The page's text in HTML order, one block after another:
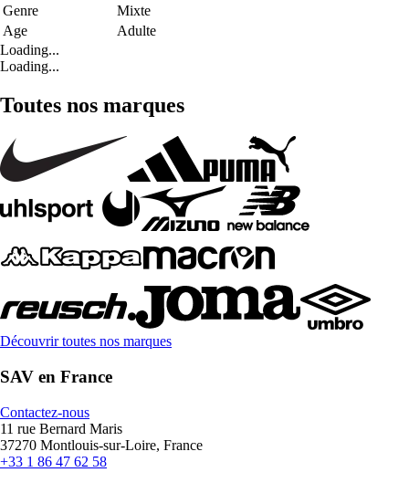
Genre
Mixte
Age
Adulte
Loading...
Loading...
Toutes nos marques
Découvrir toutes nos marques
SAV en France
Contactez-nous
11 rue Bernard Maris
37270 Montlouis-sur-Loire, France
+33 1 86 47 62 58